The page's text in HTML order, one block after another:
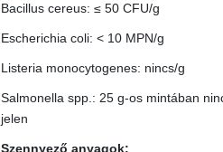
Bacillus cereus: ≤ 50 CFU/g
Escherichia coli: < 10 MPN/g
Listeria monocytogenes: nincs/g
Salmonella spp.: 25 g-os mintában
jelen
Szennyező anyagok: